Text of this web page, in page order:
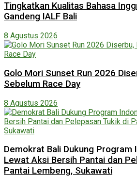
Tingkatkan Kualitas Bahasa
Gandeng IALF Bali
8 Agustus 2026
Golo Mori Sunset Run 2026
Sebelum Race Day
8 Agustus 2026
Demokrat Bali Dukung Program
Lewat Aksi Bersih Pantai dan
Pantai Lembeng, Sukawati